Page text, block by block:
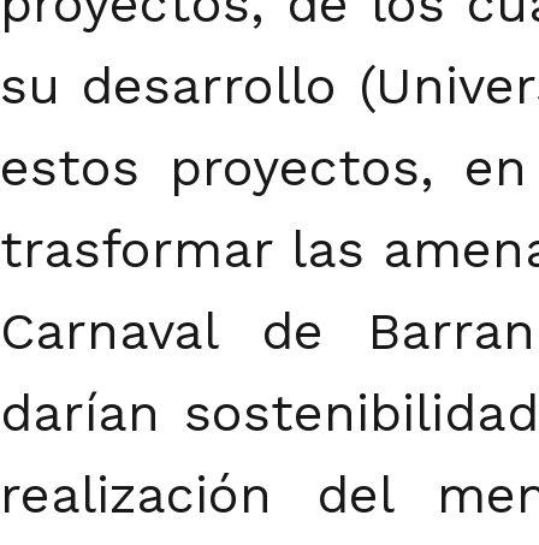
su desarrollo
estos proyectos,
trasformar las
Carnaval de
darían
realización del